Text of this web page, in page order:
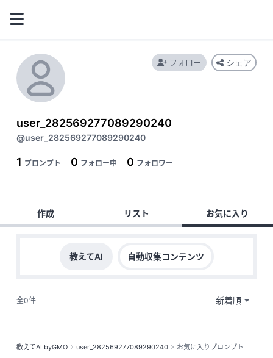
教えてAI byGMO user_282569277089290240 お気に入りプロンプト
user_282569277089290240
@user_282569277089290240
1 プロンプト 0 フォロー中 0 フォロワー
フォロー シェア
作成 リスト お気に入り
教えてAI 自動収集コンテンツ
全0件